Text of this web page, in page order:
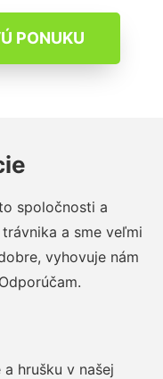
PONUKU
spoločnosti a
a sme veľmi
vyhovuje nám
hrušku v našej